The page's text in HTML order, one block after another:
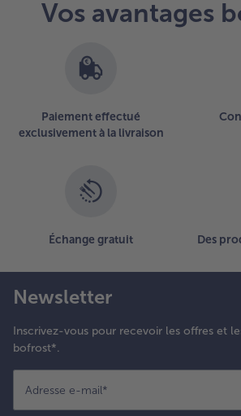
- 5 € à l’achat de 7 menus
articles.Vos avantages
Paiement effectué
exclusivement à la livraison
Échange gratuit
Des
Newsletter
Inscrivez-vous pour recevoir les offres et
bofrost*.
Adresse e-mail*